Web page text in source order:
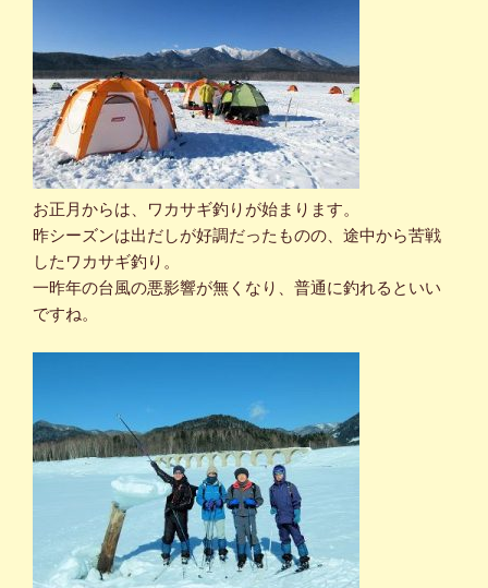
お正月からは、ワカサギ釣りが始まります。
昨シーズンは出だしが好調だったものの、途中から苦戦
したワカサギ釣り。
一昨年の台風の悪影響が無くなり、普通に釣れるといい
ですね。